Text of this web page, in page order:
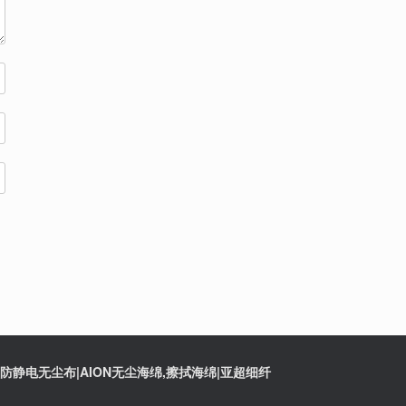
静电无尘布|AION无尘海绵,擦拭海绵|亚超细纤